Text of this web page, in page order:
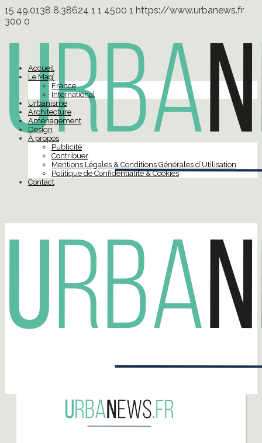
15 49.0138 8.38624 1 1 4500 1 https://www.urbanews.fr
300 0
Accueil
Le Mag’
France
International
Urbanisme
Architecture
Aménagement
Design
À propos
Publicité
Contribuer
Mentions Légales & Conditions Générales d’Utilisation
Politique de Confidentialité & Cookies
Contact